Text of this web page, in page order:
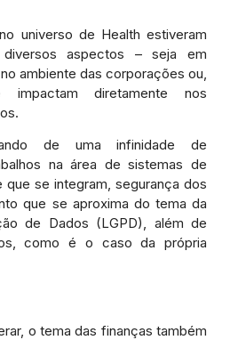
universo de Health estiveram
aspectos – seja em
ambiente das corporações ou,
impactam diretamente nos
de uma infinidade de
na área de sistemas de
que se integram, segurança dos
que se aproxima do tema da
de Dados (LGPD), além de
como é o caso da própria
o tema das finanças também